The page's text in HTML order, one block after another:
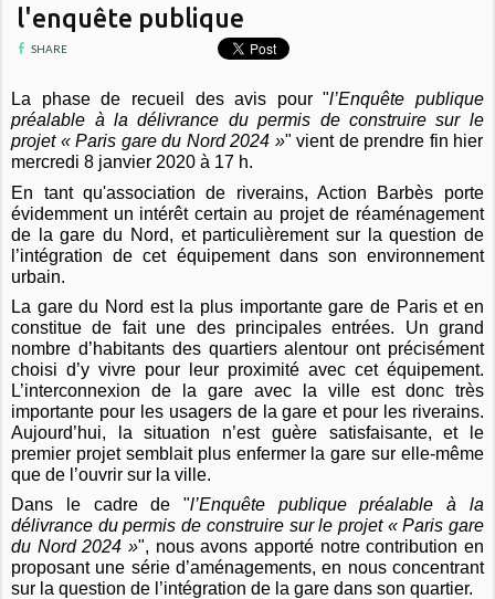
l'enquête publique
SHARE
La phase de recueil des avis pour "l’Enquête publique
préalable à la délivrance du permis de construire sur le
projet « Paris gare du Nord 2024 »" vient de prendre fin hier
mercredi 8 janvier 2020 à 17 h.
En tant qu'association de riverains,Action Barbès porte
évidemment un intérêt certain au projet de réaménagement
de la gare du Nord, etparticulièrement sur la question de
l’intégration de cet équipement dans son environnement
urbain.
La gare du Nord est la plus importante gare de Paris et en
constitue de fait une des principales entrées. Un grand
nombre d’habitants des quartiers alentour ont précisément
choisi d’y vivre pour leur proximité avec cet équipement.
L’interconnexion de la gare avec la ville est donc très
importante pour les usagers de la gare et pour les riverains.
Aujourd’hui, la situation n’est guère satisfaisante,
et le
premier projet semblait plus enfermer la gare sur elle-même
que de l’ouvrir sur la ville.
Dans le cadrede "l’Enquête publique préalable à la
délivrance du permis de construire sur le projet « Paris gare
du Nord 2024 »", nous avons apporté notre contribution en
proposant une série d’aménagements, en nous concentrant
sur la question de l’intégration de la gare dans son quartier.